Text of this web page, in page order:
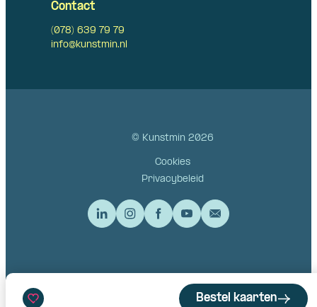
Bestel kaarten
Contact
(078) 639 79 79
info@kunstmin.nl
© Kunstmin 2026
Cookies
Privacybeleid